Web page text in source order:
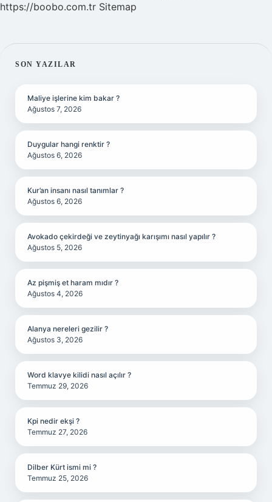
https://boobo.com.tr Sitemap
SIDEBAR
SON YAZILAR
Maliye işlerine kim bakar ?
Ağustos 7, 2026
Duygular hangi renktir ?
Ağustos 6, 2026
Kur’an insanı nasıl tanımlar ?
Ağustos 6, 2026
Avokado çekirdeği ve zeytinyağı karışımı nasıl yapılır ?
Ağustos 5, 2026
Az pişmiş et haram mıdır ?
Ağustos 4, 2026
Alanya nereleri gezilir ?
Ağustos 3, 2026
Word klavye kilidi nasıl açılır ?
Temmuz 29, 2026
Kpi nedir ekşi ?
Temmuz 27, 2026
Dilber Kürt ismi mi ?
Temmuz 25, 2026